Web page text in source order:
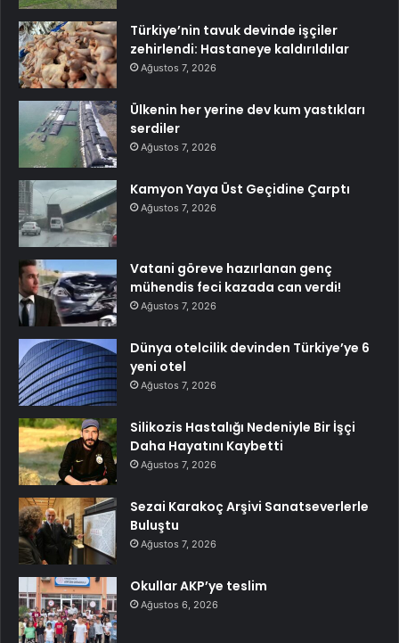
Türkiye’nin tavuk devinde işçiler
zehirlendi: Hastaneye kaldırıldılar
Ağustos 7, 2026
Ülkenin her yerine dev kum yastıkları
serdiler
Ağustos 7, 2026
Kamyon Yaya Üst Geçidine Çarptı
Ağustos 7, 2026
Vatani göreve hazırlanan genç
mühendis feci kazada can verdi!
Ağustos 7, 2026
Dünya otelcilik devinden Türkiye’ye 6
yeni otel
Ağustos 7, 2026
Silikozis Hastalığı Nedeniyle Bir İşçi
Daha Hayatını Kaybetti
Ağustos 7, 2026
Sezai Karakoç Arşivi Sanatseverlerle
Buluştu
Ağustos 7, 2026
Okullar AKP’ye teslim
Ağustos 6, 2026